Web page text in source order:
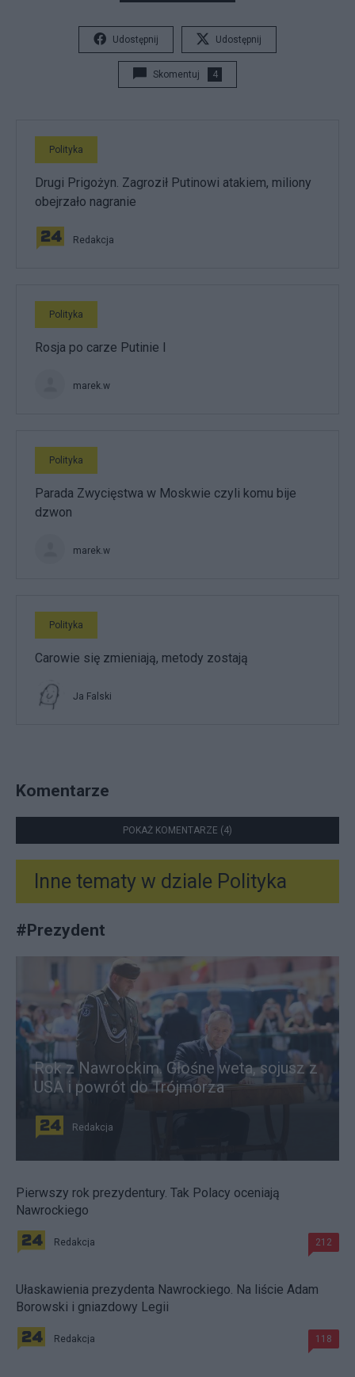
Udostępnij Udostępnij
Skomentuj 4
Polityka
Drugi Prigożyn. Zagroził Putinowi atakiem, miliony
obejrzało nagranie
Redakcja
Polityka
Rosja po carze Putinie I
marek.w
Polityka
Parada Zwycięstwa w Moskwie czyli komu bije
dzwon
marek.w
Polityka
Carowie się zmieniają, metody zostają
Ja Falski
Komentarze
POKAŻ KOMENTARZE (4)
Inne tematy w dziale Polityka
#Prezydent
Rok z Nawrockim. Głośne weta, sojusz z
USA i powrót do Trójmorza
Redakcja
Pierwszy rok prezydentury. Tak Polacy oceniają
Nawrockiego
Redakcja 212
Ułaskawienia prezydenta Nawrockiego. Na liście Adam
Borowski i gniazdowy Legii
Redakcja 118